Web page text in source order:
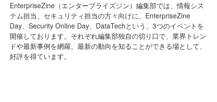
EnterpriseZine（エンタープライズジン）編集部では、情報シス
テム担当、セキュリティ担当の方々向けに、EnterpriseZine
Day、Security Online Day、DataTechという、3つのイベントを
開催しております。それぞれ編集部独自の切り口で、業界トレン
ドや最新事例を網羅。最新の動向を知ることができる場として、
好評を得ています。